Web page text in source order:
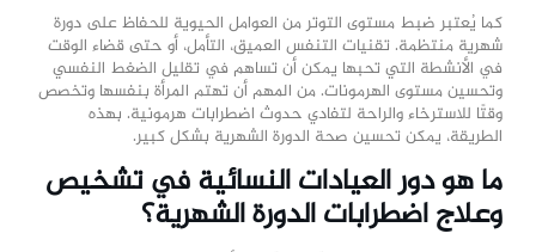
كما يُعتبر ضبط مستوى التوتر من العوامل الحيوية للحفاظ على دورة
شهرية منتظمة. تقنيات التنفس العميق، التأمل، أو حتى قضاء الوقت
في الأنشطة التي تحبها يمكن أن تساهم في تقليل الضغط النفسي
وتحسين مستوى الهرمونات. من المهم أن تهتم المرأة بنفسها وتخصص
وقتًا للاسترخاء والراحة لتفادي حدوث اضطرابات هرمونية. بهذه
الطريقة، يمكن تحسين صحة الدورة الشهرية بشكل كبير.
ما هو دور العيادات النسائية في تشخيص
وعلاج اضطرابات الدورة الشهرية؟